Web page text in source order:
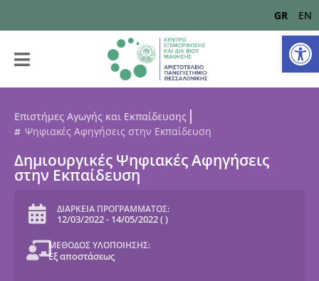
GR EN
Επιστήμες Αγωγής και Εκπαίδευσης
Ψηφιακές Αφηγήσεις στην Εκπαίδευση
Δημιουργικές Ψηφιακές Αφηγήσεις
στην Εκπαίδευση
ΔΙΑΡΚΕΙΑ ΠΡΟΓΡΑΜΜΑΤΟΣ:
12/03/2022- 14/05/2022()
ΜΕΘΟΔΟΣ ΥΛΟΠΟΙΗΣΗΣ:
Εξ αποστάσεως